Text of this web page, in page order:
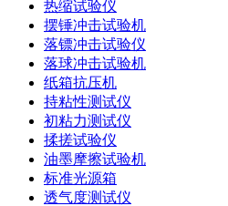
热缩试验仪
摆锤冲击试验机
落镖冲击试验仪
落球冲击试验机
纸箱抗压机
持粘性测试仪
初粘力测试仪
揉搓试验仪
油墨摩擦试验机
标准光源箱
透气度测试仪